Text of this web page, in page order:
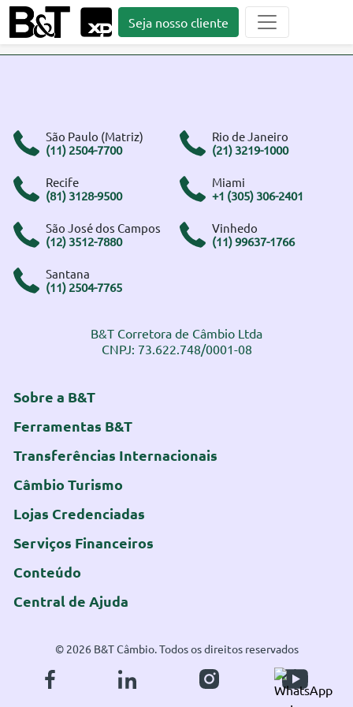
Seja nosso cliente
São Paulo (Matriz)
(11) 2504-7700
Rio de Janeiro
(21) 3219-1000
Recife
(81) 3128-9500
Miami
+1 (305) 306-2401
São José dos Campos
(12) 3512-7880
Vinhedo
(11) 99637-1766
Santana
(11) 2504-7765
B&T Corretora de Câmbio Ltda
CNPJ: 73.622.748/0001-08
Sobre a B&T
Ferramentas B&T
Transferências Internacionais
Câmbio Turismo
Lojas Credenciadas
Serviços Financeiros
Conteúdo
Central de Ajuda
© 2026 B&T Câmbio. Todos os direitos reservados